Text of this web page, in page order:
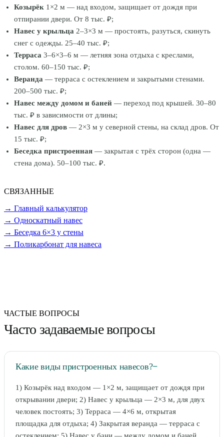
Козырёк 1×2 м — над входом, защищает от дождя при
отпирании двери. От 8 тыс. ₽;
Навес у крыльца 2–3×3 м — простоять, разуться, скинуть
снег с одежды. 25–40 тыс. ₽;
Терраса 3–6×3–6 м — летняя зона отдыха с креслами,
столом. 60–150 тыс. ₽;
Веранда — терраса с остеклением и закрытыми стенами.
200–500 тыс. ₽;
Навес между домом и баней — переход под крышей. 30–80
тыс. ₽ в зависимости от длины;
Навес для дров — 2×3 м у северной стены, на склад дров. От
15 тыс. ₽;
Беседка пристроенная — закрытая с трёх сторон (одна —
стена дома). 50–100 тыс. ₽.
СВЯЗАННЫЕ
→ Главный калькулятор
→ Односкатный навес
→ Беседка 6×3 у стены
→ Поликарбонат для навеса
ЧАСТЫЕ ВОПРОСЫ
Часто задаваемые вопросы
Какие виды пристроенных навесов?−
1) Козырёк над входом — 1×2 м, защищает от дождя при
открывании двери; 2) Навес у крыльца — 2×3 м, для двух
человек постоять; 3) Терраса — 4×6 м, открытая
площадка для отдыха; 4) Закрытая веранда — терраса с